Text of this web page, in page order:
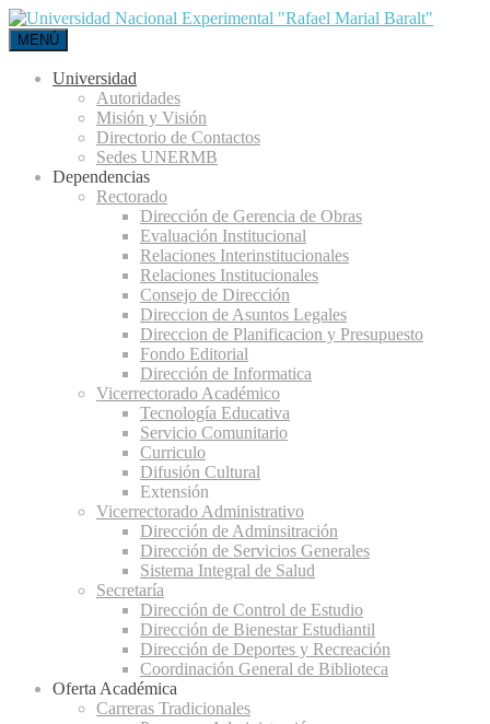
MENÚ
Universidad
Autoridades
Misión y Visión
Directorio de Contactos
Sedes UNERMB
Dependencias
Rectorado
Dirección de Gerencia de Obras
Evaluación Institucional
Relaciones Interinstitucionales
Relaciones Institucionales
Consejo de Dirección
Direccion de Asuntos Legales
Direccion de Planificacion y Presupuesto
Fondo Editorial
Dirección de Informatica
Vicerrectorado Académico
Tecnología Educativa
Servicio Comunitario
Curriculo
Difusión Cultural
Extensión
Vicerrectorado Administrativo
Dirección de Adminsitración
Dirección de Servicios Generales
Sistema Integral de Salud
Secretaría
Dirección de Control de Estudio
Dirección de Bienestar Estudiantil
Dirección de Deportes y Recreación
Coordinación General de Biblioteca
Oferta Académica
Carreras Tradicionales